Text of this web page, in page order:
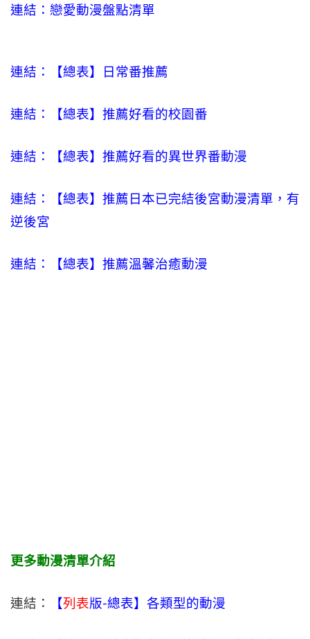
連結：戀愛動漫盤點清單
連結：【總表】日常番推薦
連結：【總表】推薦好看的校園番
連結：【總表】推薦好看的異世界番動漫
連結：【總表】推薦日本已完結後宮動漫清單，有
逆後宮
連結：【總表】推薦溫馨治癒動漫
更多動漫清單介紹
連結： 【列表版-總表】各類型的動漫